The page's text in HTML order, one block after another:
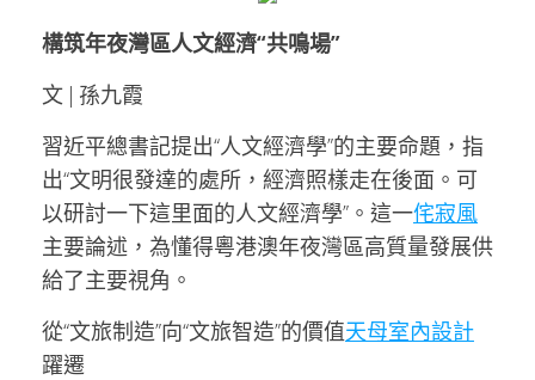
構筑年夜灣區人文經濟“共鳴場”
文 | 孫九霞
習近平總書記提出“人文經濟學”的主要命題，指
出“文明很發達的處所，經濟照樣走在後面。可
以研討一下這里面的人文經濟學”。這一侘寂風
主要論述，為懂得粵港澳年夜灣區高質量發展供
給了主要視角。
從“文旅制造”向“文旅智造”的價值天母室內設計
躍遷